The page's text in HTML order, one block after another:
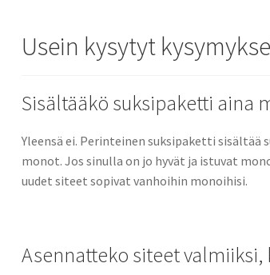
Usein kysytyt
Sisältääkö suksipaketti aina
Yleensä ei. Perinteinen suksipaketti
monot. Jos sinulla on jo hyvät ja istuvat
uudet siteet sopivat vanhoihin monoihisi.
Asennatteko siteet valmiiksi,